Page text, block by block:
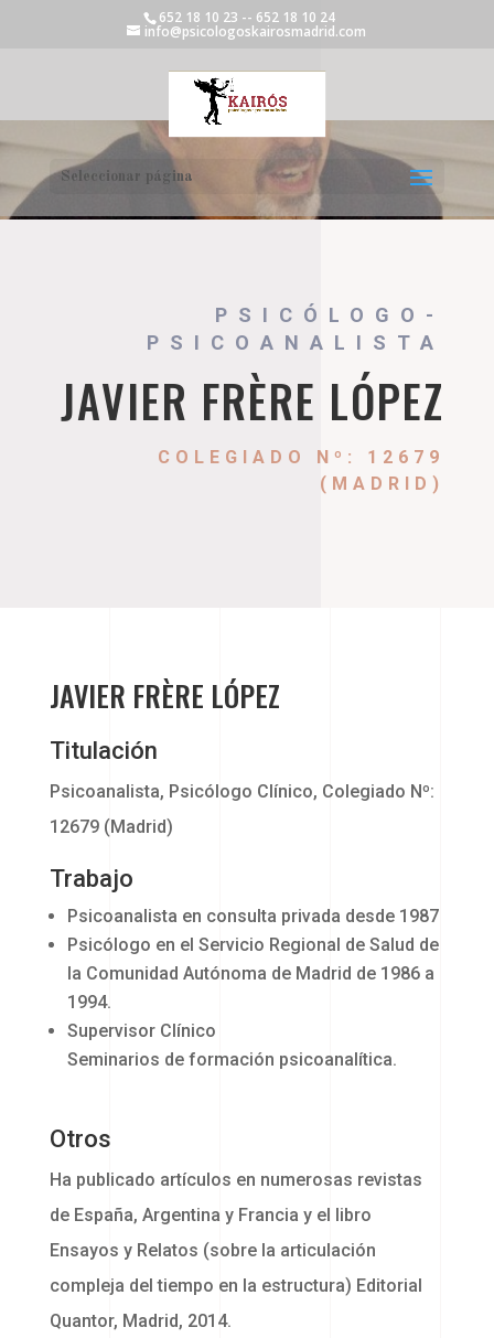
652 18 10 23 -- 652 18 10 24
info@psicologoskairosmadrid.com
Seleccionar página
PSICÓLOGO-
PSICOANALISTA
JAVIER FRÈRE LÓPEZ
COLEGIADO Nº: 12679
(MADRID)
JAVIER FRÈRE LÓPEZ
Titulación
Psicoanalista, Psicólogo Clínico, Colegiado Nº:
12679 (Madrid)
Trabajo
Psicoanalista en consulta privada desde 1987
Psicólogo en el Servicio Regional de Salud de
la Comunidad Autónoma de Madrid de 1986 a
1994.
Supervisor Clínico
Seminarios de formación psicoanalítica.
Otros
Ha publicado artículos en numerosas revistas
de España, Argentina y Francia y el libro
Ensayos y Relatos (sobre la articulación
compleja del tiempo en la estructura) Editorial
Quantor, Madrid, 2014.